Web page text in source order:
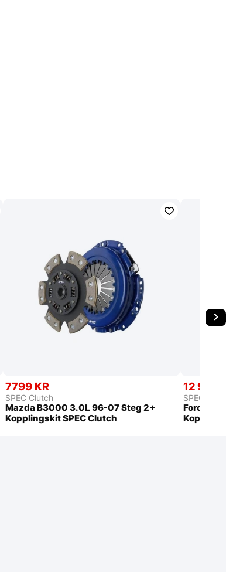
7799 KR
SPEC Clutch
Mazda B3000 3.0L 96-07 Steg 2+
Kopplingskit SPEC Clutch
12 999
SPEC
Ford